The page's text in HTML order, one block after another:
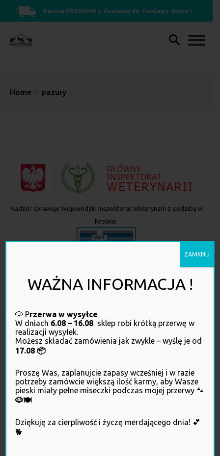
Karma PREMIUM z dostawą do Twojego domu !
Home pazury
Nadzór sprawuje Wojewódzki Inspektorat Weterynarii z siedzibą w
Krośnie.
Kliknij, żeby sprawdzić, czy ta strona internetowa działa zgodnie z
OBSŁUGA KLIENTA
WAŻNA INFORMACJA !
🐶 Przerwa w wysyłce
W dniach 6.08 – 16.08 sklep robi krótką przerwę w
realizacji wysyłek.
Możesz składać zamówienia jak zwykle – wyślę je od
17.08 📦
Proszę Was, zaplanujcie zapasy wcześniej i w razie
potrzeby zamówcie większą ilość karmy, aby Wasze
pieski miały pełne miseczki podczas mojej przerwy 🐾
🐶🍽️
Dziękuję za cierpliwość i życzę merdającego dnia! 💕
🐕
ZAMKNIJ